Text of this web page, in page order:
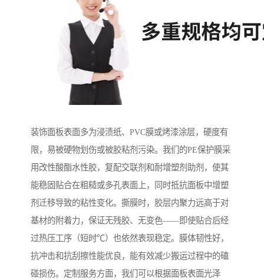
装饰面板表面多为浸渍纸、PVC膜或烤漆涂层，硬度有
限，易被硬物划伤或被胶粘剂污染。我们的PE保护膜采
用改性酸酯水性胶，复配交联剂和耐增塑剂助剂，使其
能稳固贴合在粗糙或多孔表面上，同时抵抗面板中增塑
剂迁移导致的粘性变化。撕膜时，胶层内聚力远高于对
基材的附着力，保证无残胶、无变色——即使贴合后经
过热压工序（短时℃）也依然表现稳定。膜体韧性好，
抗冲击和抗刮擦性能优良，能有效减少搬运过程中的磕
碰损伤。定制服务方面，我们可以根据面板表面光泽